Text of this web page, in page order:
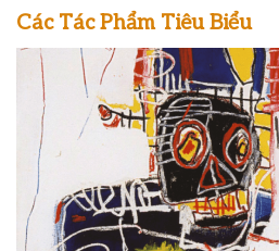
Các Tác Phẩm Tiêu Biểu